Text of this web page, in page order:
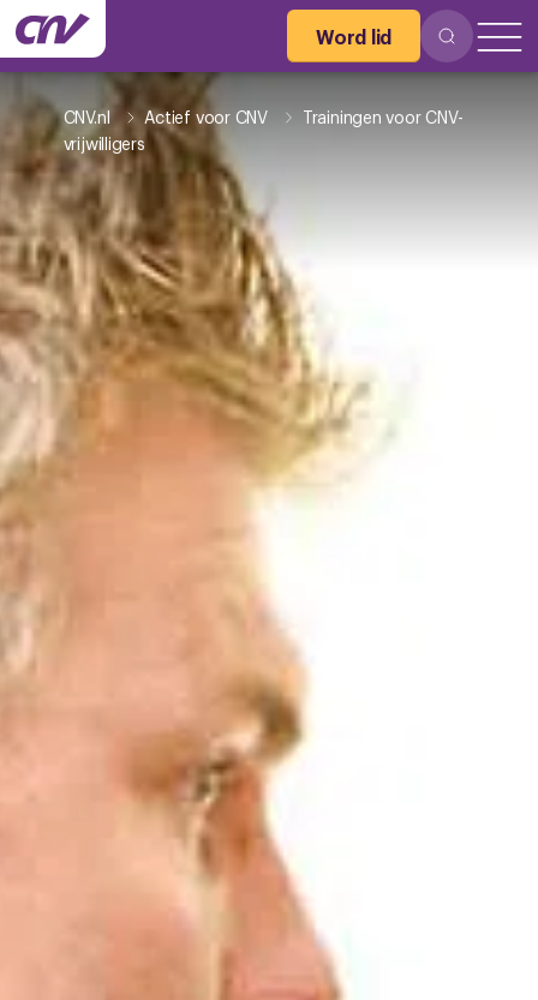
Word lid
CNV.nl Actief voor CNV
Trainingen voor CNV-
vrijwilligers